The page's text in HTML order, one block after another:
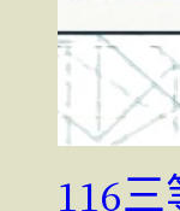
116